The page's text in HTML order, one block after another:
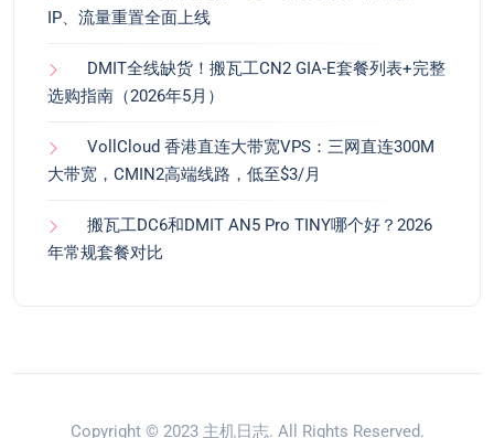
IP、流量重置全面上线
DMIT全线缺货！搬瓦工CN2 GIA-E套餐列表+完整
选购指南（2026年5月）
VollCloud 香港直连大带宽VPS：三网直连300M
大带宽，CMIN2高端线路，低至$3/月
搬瓦工DC6和DMIT AN5 Pro TINY哪个好？2026
年常规套餐对比
Copyright © 2023 主机日志. All Rights Reserved.